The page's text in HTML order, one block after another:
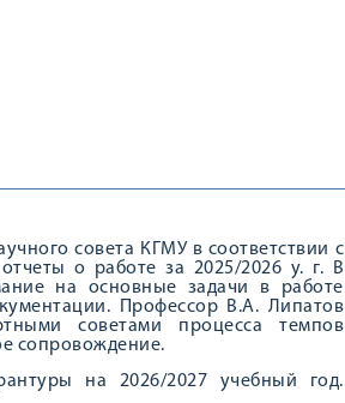
совета КГМУ в соответствии с
о работе за 2025/2026 у. г. В
на основные задачи в работе
Профессор В.А. Липатов
советами процесса темпов
сопровождение.
на 2026/2027 учебный год.